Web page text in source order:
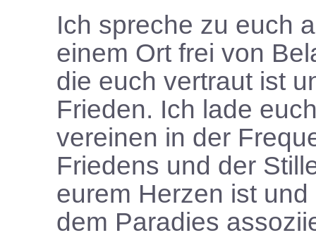
Ich spreche zu euch
einem Ort frei von
die euch vertraut ist
Frieden. Ich lade
vereinen in der
Friedens und der
eurem Herzen ist
dem Paradies